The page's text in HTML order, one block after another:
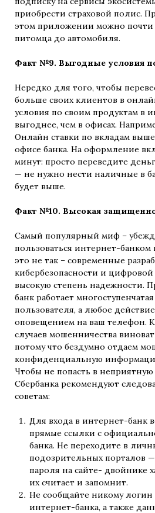
приобрести страховой полис.
этом приложении можно почти
питомца до автомобиля.
Факт №9. Выгодные условия
Нередко для того, чтобы
больше своих клиентов в
условия по своим продуктам в
выгоднее, чем в офисах.
Онлайн ставки по вкладам
офисе банка. На оформление
минут: просто переведите
— не нужно нести наличные в
будет выше.
Факт №10. Высокая
Самый популярный миф –
пользоваться интернет-банком
это не так – современные
кибербезопасности и
высокую степень надежности.
банк работает
пользователя, а любое
оповещением на ваш телефон.
случаев мошенничества
потому что бездумно отдаем
конфиденциальную
Чтобы не попасть в
Сбербанка рекомендуют
советам:
Для входа в интернет-банк
прямые ссылки с
банка. Не переходите в
подозрительных порталов
пароля на сайте- двойнике
их считает и запомнит.
Не сообщайте никому логин
интернет-банка, а также